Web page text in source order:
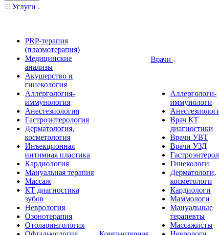
Услуги
PRP-терапия
(плазмотерапия)
Медицинские
анализы
Акушерство и
гинекология
Аллергология-
иммунология
Анестезиология
Гастроэнтерология
Дерматология,
косметология
Инъекционная
интимная пластика
Кардиология
Мануальная терапия
Массаж
КТ диагностика
зубов
Неврология
Озонотерапия
Отоларингология
Врачи
Аллергологи-
иммунологи
Врач КТ
диагностики
Врачи УВТ
Врачи УЗД
Гинекологи
Дерматологи,
косметологи
Кардиологи
Маммологи
Мануальные
терапевты
Массажисты